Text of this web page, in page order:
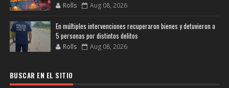
Rolls Aug 08, 2026
En múltiples intervenciones recuperaron bienes y detuvieron a
5 personas por distintos delitos
Rolls Aug 08, 2026
BUSCAR EN EL SITIO